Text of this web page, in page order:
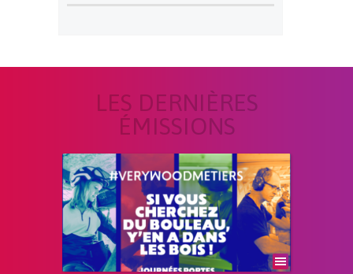
LES DERNIÈRES
ÉMISSIONS